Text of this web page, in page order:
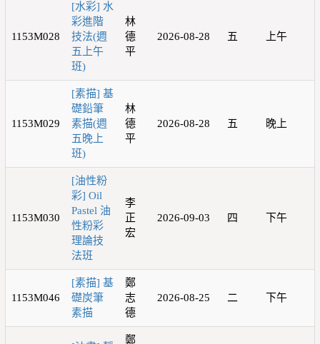
1153M028
[水彩] 水
彩進階
技法(週
五上午
班)
林
德
平
2026-08-28 五 上午
1153M029
[素描] 基
礎鉛筆
素描(週
五晚上
班)
林
德
平
2026-08-28 五 晚上
1153M030
[油性粉
彩] Oil
Pastel 油
性粉彩
理論技
法班
李
正
宏
2026-09-03 四 下午
1153M046
[素描] 基
礎炭筆
素描
鄭
志
德
2026-08-25 二 下午
鄭